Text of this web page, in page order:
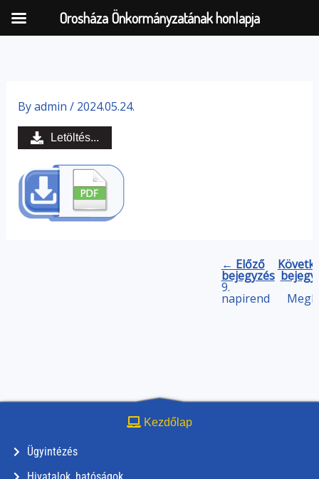
content
Byadmin / 2024.05.24.
Letöltés...
← Előző
bejegyzés
9.
napirend
Kezdőlap
Ügyintézés
Orosháza Önkormányzatának honlapja